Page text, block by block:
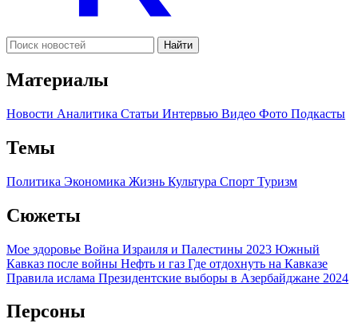
Найти
Материалы
Новости Аналитика Статьи Интервью Видео Фото Подкасты
Темы
Политика Экономика Жизнь Культура Спорт Туризм
Сюжеты
Мое здоровье Война Израиля и Палестины 2023 Южный
Кавказ после войны Нефть и газ Где отдохнуть на Кавказе
Правила ислама Президентские выборы в Азербайджане 2024
Персоны